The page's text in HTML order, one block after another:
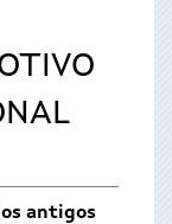
antigos